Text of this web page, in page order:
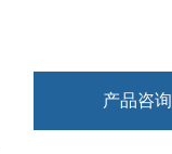
产品咨询